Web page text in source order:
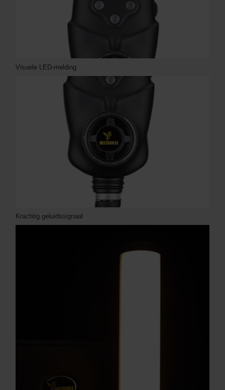
Visuele LED-melding
Krachtig geluidssignaal